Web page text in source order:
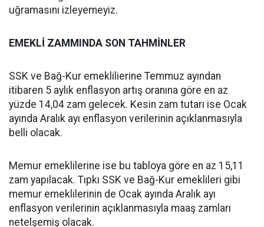
uğramasını izleyemeyiz.
EMEKLİ ZAMMINDA SON TAHMİNLER
SSK ve Bağ-Kur emeklilierine Temmuz ayından
itibaren 5 aylık enflasyon artış oranına göre en az
yüzde 14,04 zam gelecek. Kesin zam tutarı ise Ocak
ayında Aralık ayı enflasyon verilerinin açıklanmasıyla
belli olacak.
Memur emeklilerine ise bu tabloya göre en az 15,11
zam yapılacak. Tıpkı SSK ve Bağ-Kur emeklileri gibi
memur emeklilerinin de Ocak ayında Aralık ayı
enflasyon verilerinin açıklanmasıyla maaş zamları
netelşemiş olacak.